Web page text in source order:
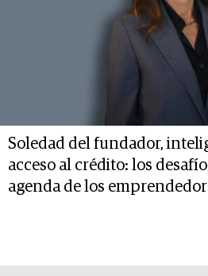
Soledad del fundador,
acceso al crédito: los
agenda de los